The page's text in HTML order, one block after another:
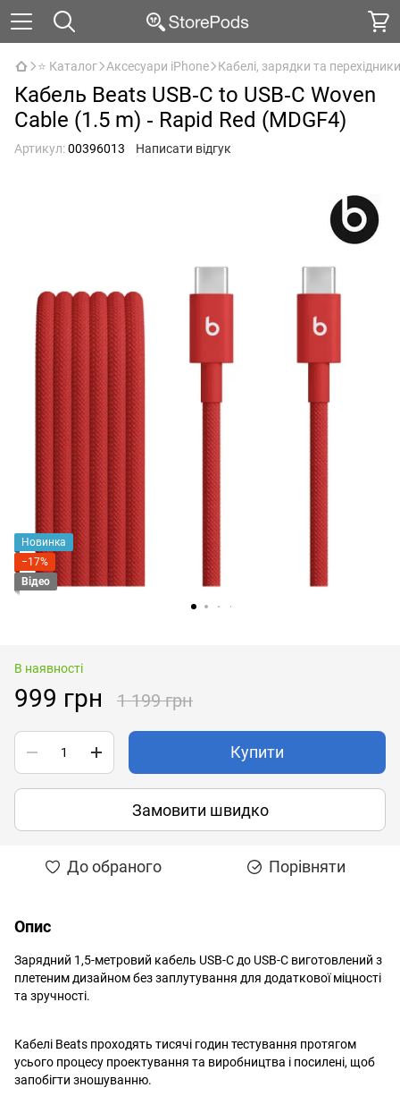
⭐ Каталог Аксесуари iPhone Кабелі, зарядки та перехідники
Кабель Beats USB‑C to USB‑C Woven
Cable (1.5 m) ‑ Rapid Red (MDGF4)
Артикул:00396013 Написати відгук
Новинка
−17%
Відео
В наявності
999 грн 1 199 грн
Купити
Замовити швидко
До обраного Порівняти
Опис
Зарядний 1,5-метровий кабель USB-C до USB-C виготовлений з
плетеним дизайном без заплутування для додаткової міцності
та зручності.
Кабелі Beats проходять тисячі годин тестування протягом
усього процесу проектування та виробництва і посилені, щоб
запобігти зношуванню.